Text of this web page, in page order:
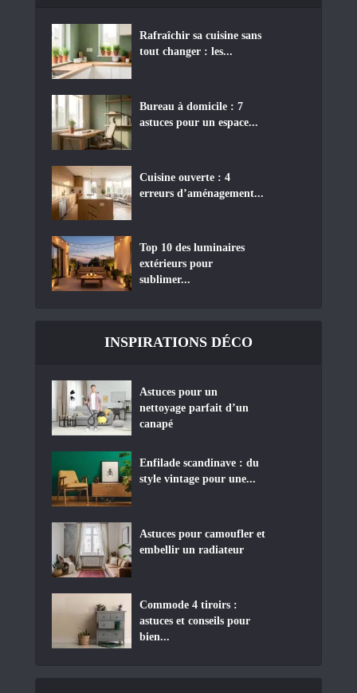
Rafraîchir sa cuisine sans
tout changer : les...
Bureau à domicile : 7
astuces pour un espace...
Cuisine ouverte : 4
erreurs d’aménagement...
Top 10 des luminaires
extérieurs pour
sublimer...
INSPIRATIONS DÉCO
Astuces pour un
nettoyage parfait d’un
canapé
Enfilade scandinave : du
style vintage pour une...
Astuces pour camoufler et
embellir un radiateur
Commode 4 tiroirs :
astuces et conseils pour
bien...